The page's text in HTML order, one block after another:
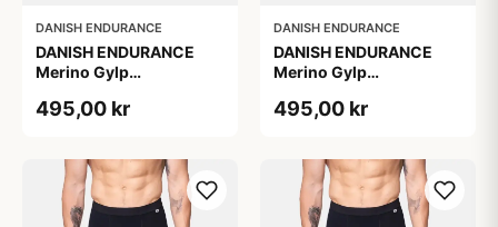
DANISH ENDURANCE
DANISH ENDURANCE
Merino Gylp
Pak
495,00 kr
DANISH ENDURANCE
DANISH ENDURANCE
Merino Gylp
Pak
495,00 kr